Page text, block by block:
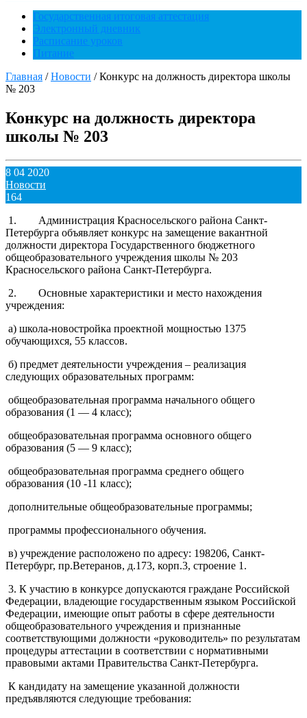
Государственная итоговая аттестация
Электронный дневник
Расписание уроков
Питание
Главная /Новости /Конкурс на должность директора школы
№ 203
Конкурс на должность директора
школы № 203
8 04 2020
Новости
164
1. Администрация Красносельского района Санкт-
Петербурга объявляет конкурс на замещение вакантной
должности директора Государственного бюджетного
общеобразовательного учреждения школы № 203
Красносельского района Санкт-Петербурга.
2. Основные характеристики и место нахождения
учреждения:
а) школа-новостройка проектной мощностью 1375
обучающихся, 55 классов.
б) предмет деятельности учреждения – реализация
следующих образовательных программ:
общеобразовательная программа начального общего
образования (1 — 4 класс);
общеобразовательная программа основного общего
образования (5 — 9 класс);
общеобразовательная программа среднего общего
образования (10 -11 класс);
дополнительные общеобразовательные программы;
программы профессионального обучения.
в) учреждение расположено по адресу: 198206, Санкт-
Петербург, пр.Ветеранов, д.173, корп.3, строение 1.
3. К участию в конкурсе допускаются граждане Российской
Федерации, владеющие государственным языком Российской
Федерации, имеющие опыт работы в сфере деятельности
общеобразовательного учреждения и признанные
соответствующими должности «руководитель» по результатам
процедуры аттестации в соответствии с нормативными
правовыми актами Правительства Санкт-Петербурга.
К кандидату на замещение указанной должности
предъявляются следующие требования: